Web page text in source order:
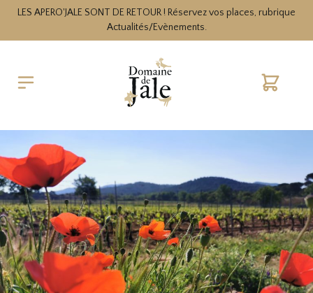
LES APERO'JALE SONT DE RETOUR ! Réservez vos places, rubrique
Actualités/Evènements.
Cart